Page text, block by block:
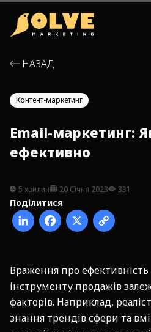
НАЗАД
Контент-маркетинг
Email-маркетинг:
ефективно
5 хвилин 20 Січня 2023 331
Поділитися
Враження про
інструменту продажів
факторів. Наприклад,
знання трендів сфери та